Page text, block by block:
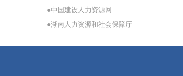
●中国建设人力资源网
●湖南人力资源和社会保障厅